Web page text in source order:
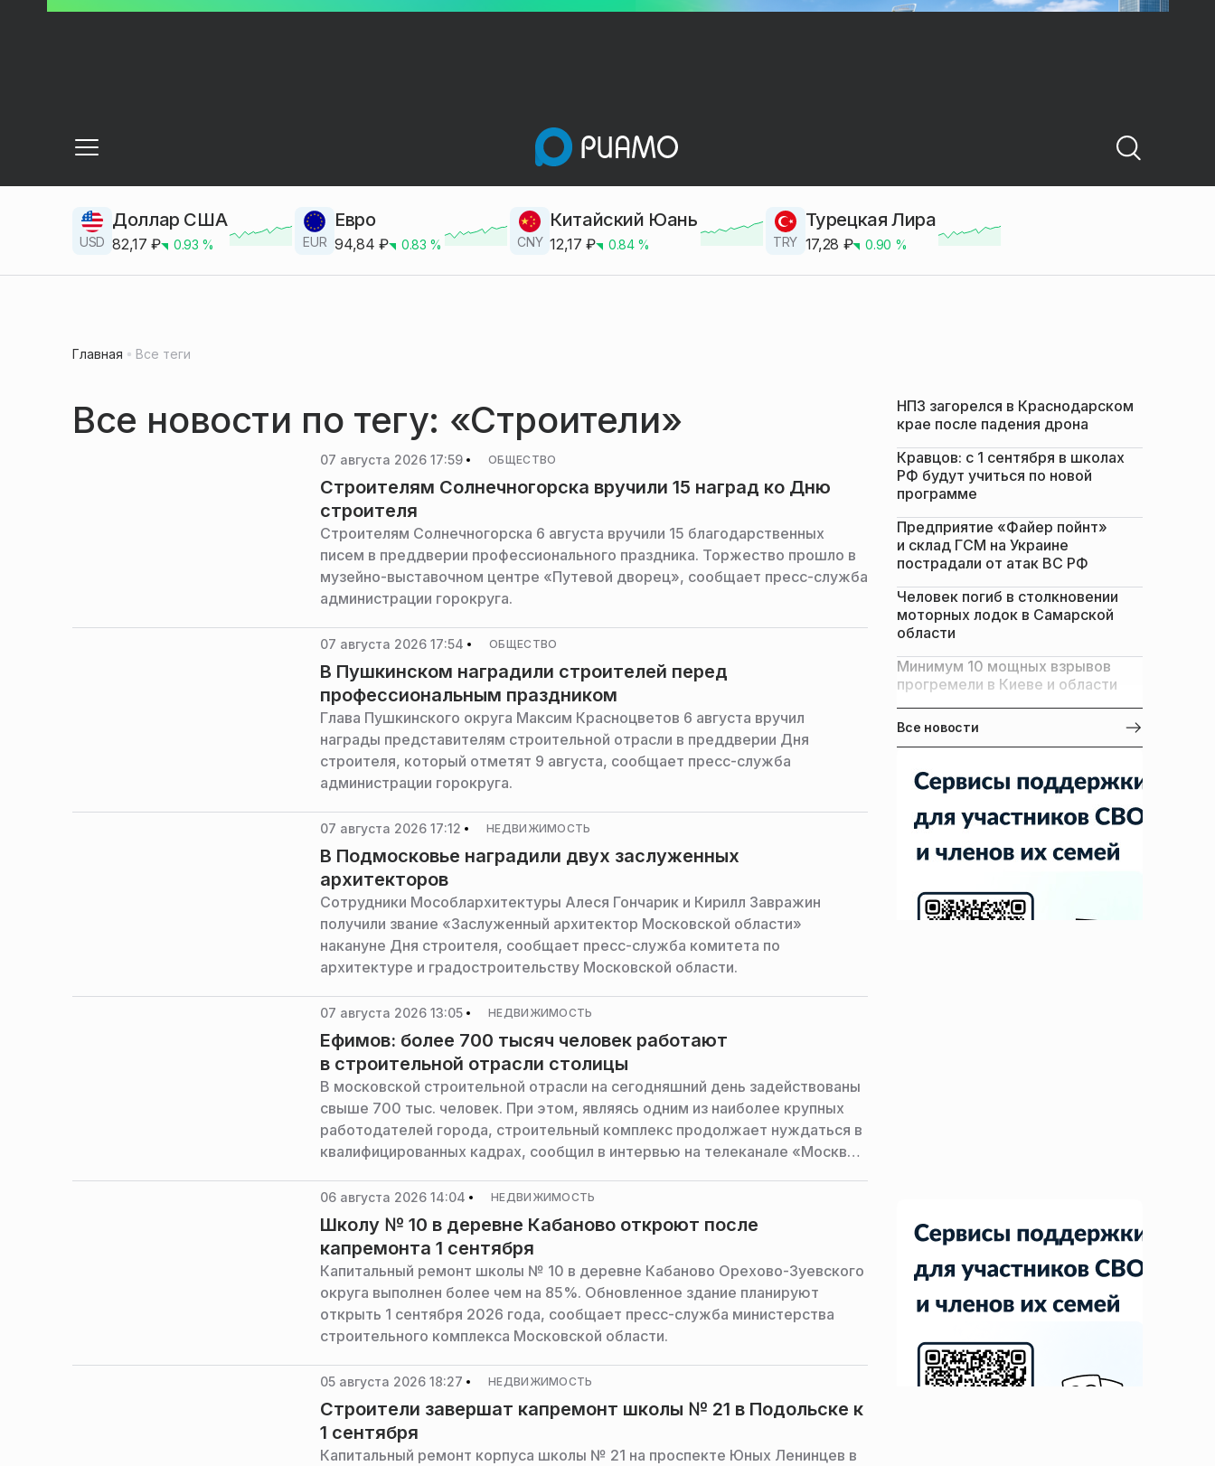
USD
Доллар США
82,17 ₽ 0.93 % EUR
Евро
94,84 ₽ 0.83 % CNY
Китайский Юань
12,17 ₽ 0.84% TRY
Турецкая Лира
17,28 ₽ 0.90 %
Главная Все теги
Все новости по тегу: «Строители»
07 августа 2026 17:59 ОБЩЕСТВО
Строителям Солнечногорска вручили 15 наград ко Дню
строителя
Строителям Солнечногорска 6 августа вручили 15 благодарственных
писем в преддверии профессионального праздника. Торжество прошло в
музейно-выставочном центре «Путевой дворец», сообщает пресс-служба
администрации горокруга.
07 августа 2026 17:54 ОБЩЕСТВО
В Пушкинском наградили строителей перед
профессиональным праздником
Глава Пушкинского округа Максим Красноцветов 6 августа вручил
награды представителям строительной отрасли в преддверии Дня
строителя, который отметят 9 августа, сообщает пресс-служба
администрации горокруга.
07 августа 2026 17:12 НЕДВИЖИМОСТЬ
В Подмосковье наградили двух заслуженных
архитекторов
Сотрудники Мособлархитектуры Алеся Гончарик и Кирилл Завражин
получили звание «Заслуженный архитектор Московской области»
накануне Дня строителя, сообщает пресс-служба комитета по
архитектуре и градостроительству Московской области.
07 августа 2026 13:05 НЕДВИЖИМОСТЬ
Ефимов: более 700 тысяч человек работают
в строительной отрасли столицы
В московской строительной отрасли на сегодняшний день задействованы
свыше 700 тыс. человек. При этом, являясь одним из наиболее крупных
работодателей города, строительный комплекс продолжает нуждаться в
квалифицированных кадрах, сообщил в интервью на телеканале «Москва
строительства Владимир Ефимов.
06 августа 2026 14:04 НЕДВИЖИМОСТЬ
Школу № 10 в деревне Кабаново откроют после
капремонта 1 сентября
Капитальный ремонт школы № 10 в деревне Кабаново Орехово-Зуевского
округа выполнен более чем на 85%. Обновленное здание планируют
открыть 1 сентября 2026 года, сообщает пресс-служба министерства
строительного комплекса Московской области.
05 августа 2026 18:27 НЕДВИЖИМОСТЬ
Строители завершат капремонт школы № 21 в Подольске к
1 сентября
Капитальный ремонт корпуса школы № 21 на проспекте Юных Ленинцев в
НПЗ загорелся в Краснодарском
крае после падения дрона
Кравцов: с 1 сентября в школах
РФ будут учиться по новой
программе
Предприятие «Файер пойнт»
и склад ГСМ на Украине
пострадали от атак ВС РФ
Человек погиб в столкновении
моторных лодок в Самарской
области
Минимум 10 мощных взрывов
прогремели в Киеве и области
Все новости